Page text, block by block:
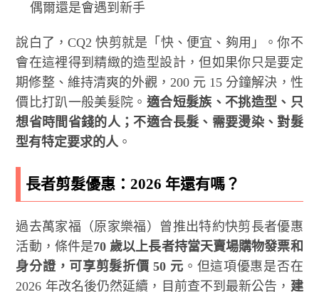
偶爾還是會遇到新手
說白了，CQ2 快剪就是「快、便宜、夠用」。你不
會在這裡得到精緻的造型設計，但如果你只是要定
期修整、維持清爽的外觀，200 元 15 分鐘解決，性
價比打趴一般美髮院。 適合短髮族、不挑造型、只
想省時間省錢的人；不適合長髮、需要燙染、對髮
型有特定要求的人。
長者剪髮優惠：2026 年還有嗎？
過去萬家福（原家樂福）曾推出特約快剪長者優惠
活動，條件是70 歲以上長者持當天賣場購物發票和
身分證，可享剪髮折價 50 元 。但這項優惠是否在
2026 年改名後仍然延續，目前查不到最新公告， 建